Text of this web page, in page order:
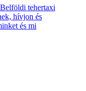
segít önnek
és mi örömmel